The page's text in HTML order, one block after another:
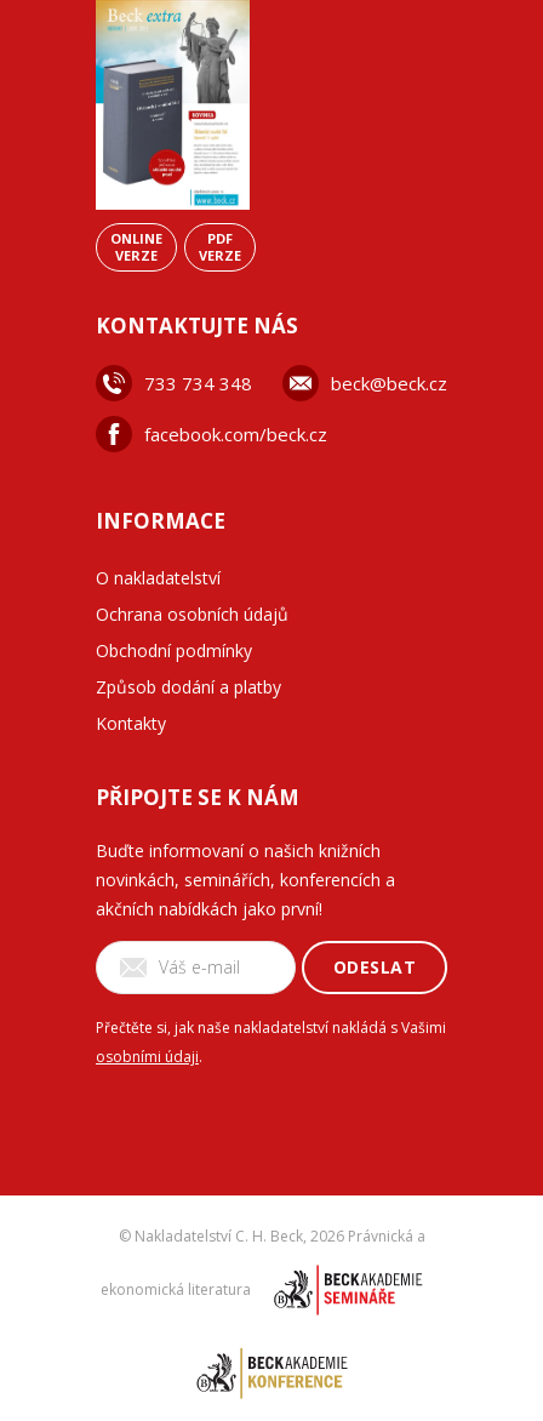
ONLINE
VERZE
PDF
VERZE
KONTAKTUJTE NÁS
733 734 348 beck@beck.cz
facebook.com/beck.cz
INFORMACE
O nakladatelství
Ochrana osobních údajů
Obchodní podmínky
Způsob dodání a platby
Kontakty
PŘIPOJTE SE K NÁM
Buďte informovaní o našich knižních
novinkách, seminářích, konferencích a
akčních nabídkách jako první!
ODESLAT
Přečtěte si, jak naše nakladatelství nakládá s Vašimi
osobními údaji.
© Nakladatelství C. H. Beck, 2026 Právnická a
ekonomická literatura